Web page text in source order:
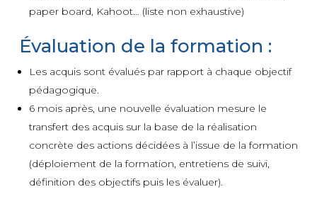
paper board, Kahoot… (liste non exhaustive)
Évaluation de la formation :
Les acquis sont évalués par rapport à chaque objectif
pédagogique.
6 mois après, une nouvelle évaluation mesure le
transfert des acquis sur la base de la réalisation
concrète des actions décidées à l’issue de la formation
(déploiement de la formation, entretiens de suivi,
définition des objectifs puis les évaluer).